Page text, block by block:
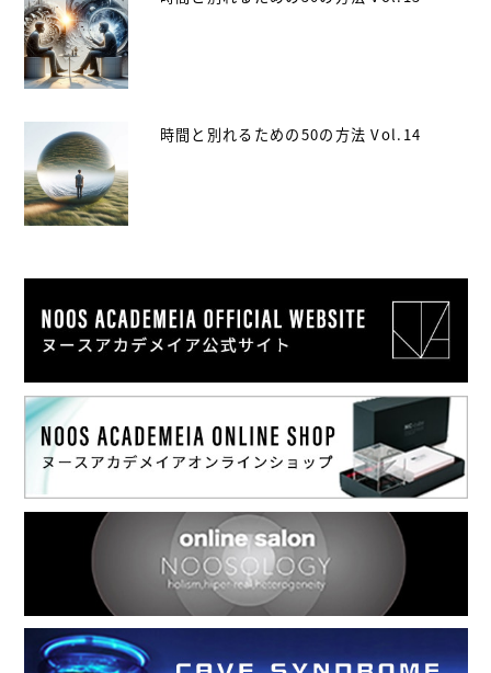
時間と別れるための50の方法 Vol.14